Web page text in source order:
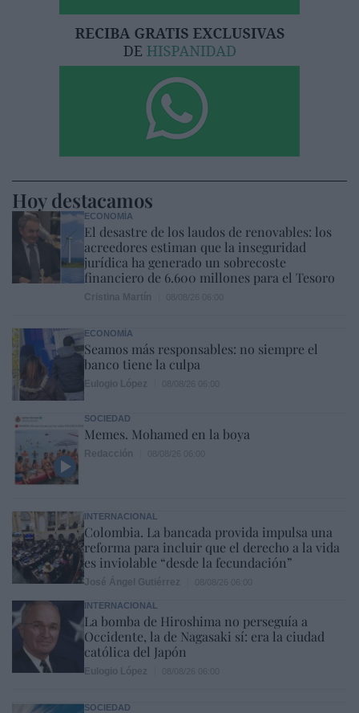
Hoy destacamos
ECONOMÍA
El desastre de los laudos de renovables: los
acreedores estiman que la inseguridad
jurídica ha generado un sobrecoste
financiero de 6.600 millones para el Tesoro
ECONOMÍA
Seamos más responsables: no siempre el
banco tiene la culpa
SOCIEDAD
Memes. Mohamed en la boya
INTERNACIONAL
Colombia. La bancada provida impulsa una
reforma para incluir que el derecho a la vida
es inviolable “desde la fecundación”
INTERNACIONAL
La bomba de Hiroshima no perseguía a
Occidente, la de Nagasaki sí: era la ciudad
católica del Japón
SOCIEDAD